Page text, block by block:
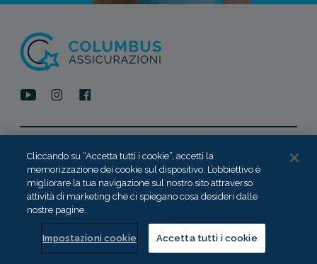
ASSICURAZIONI VIAGGIO
A( assistenza medica )
B ( bagaglio smarrito )
Cliccando su “Accetta tutti i cookie”, accetti la
memorizzazione dei cookie sul dispositivo. L’obbiettivo è
migliorare la tua navigazione sul nostro sito attraverso
attività di marketing che ci spiegano cosa desideri dalle
nostre pagine.
Impostazioni cookie Accetta tutti i cookie